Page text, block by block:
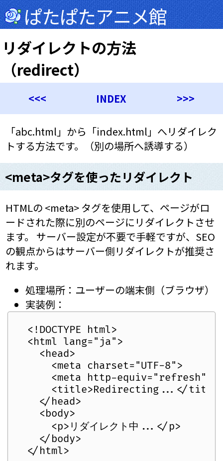
ぱたぱたアニメ館
リダイレクトの方法
（redirect）
<<< INDEX >>>
「abc.html」から「index.html」へリダイレク
トする方法です。（別の場所へ誘導する）
<meta>タグを使ったリダイレクト
HTMLの <meta> タグを使用して、ページがロ
ードされた際に別のページにリダイレクトさせ
ます。 サーバー設定が不要で手軽ですが、SEO
の観点からはサーバー側リダイレクトが推奨さ
れます。
処理場所：ユーザーの端末側（ブラウザ）
実装例：
  <!DOCTYPE html>
  <html lang="ja">
    <head>
      <meta charset="UTF-8">
<meta http-equiv="refresh"
<title>Redirecting...</
    </head>
    <body>
      <p>リダイレクト中...</p>
    </body>